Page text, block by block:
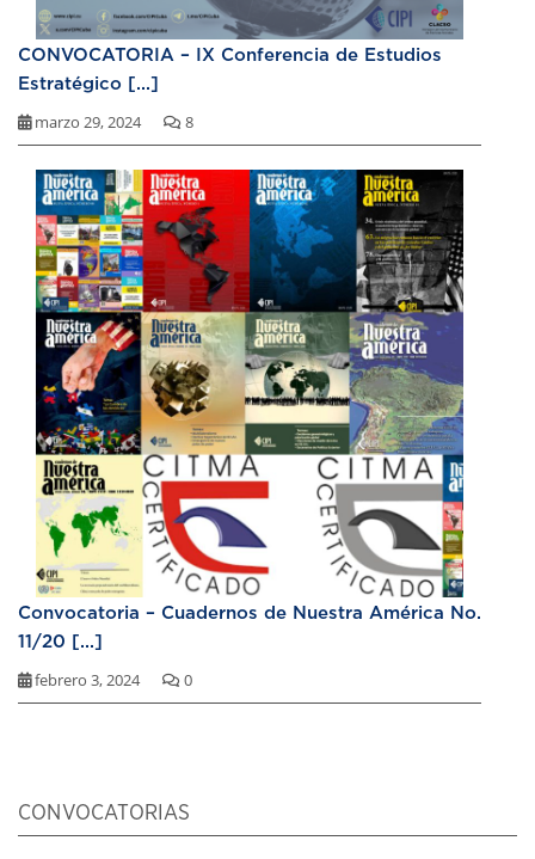
CONVOCATORIA – IX Conferencia de Estudios
Estratégico [...]
marzo 29, 2024 8
Convocatoria – Cuadernos de Nuestra América No.
11/20 [...]
febrero 3, 2024 0
CONVOCATORIAS